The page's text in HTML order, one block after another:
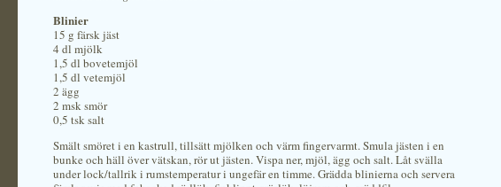
Blinier
15 g färsk jäst
4 dl mjölk
1,5 dl bovetemjöl
1,5 dl vetemjöl
2 ägg
2 msk smör
0,5 tsk salt
Smält smöret i en kastrull, tillsätt mjölken och värm fingervarmt. Smula jästen i en
bunke och häll över vätskan, rör ut jästen. Vispa ner, mjöl, ägg och salt. Låt svälla
under lock/tallrik i rumstemperatur i ungefär en timme. Grädda blinierna och servera